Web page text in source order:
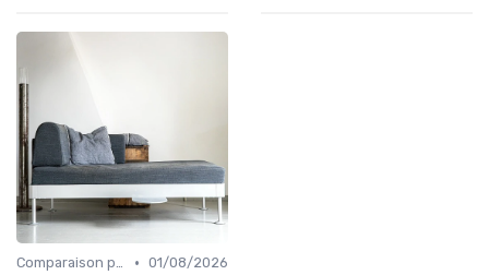
Comparaison par marque • 01/08/2026